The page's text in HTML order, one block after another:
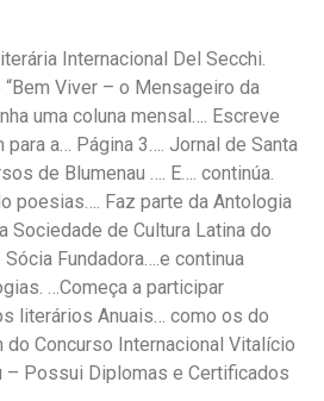
Internacional Del Secchi.
Viver – o Mensageiro da
uma coluna mensal…. Escreve
a… Página 3…. Jornal de Santa
de Blumenau …. E…. continúa.
poesias…. Faz parte da Antologia
Sociedade de Cultura Latina do
Fundadora….e continua
…Começa a participar
literários Anuais… como os do
do Concurso Internacional Vitalício
– Possui Diplomas e Certificados